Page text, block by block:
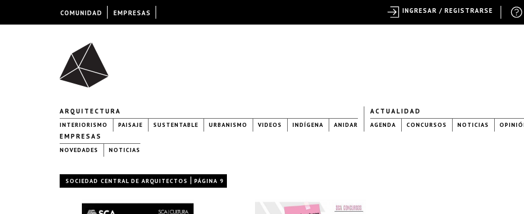
ARQUITECTURA
INTERIORISMO PAISAJE SUSTENTABLE URBANISMO VIDEOS INDÍGENA ANIDAR
ACTUALIDAD
AGENDA CONCURSOS NOTICIAS
EMPRESAS
NOVEDADES NOTICIAS
SOCIEDAD CENTRAL DE ARQUITECTOS | PÁGINA 9
COMUNIDAD EMPRESAS INGRESAR / REGISTRARSE